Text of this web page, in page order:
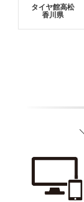
タイヤ館高松
香川県